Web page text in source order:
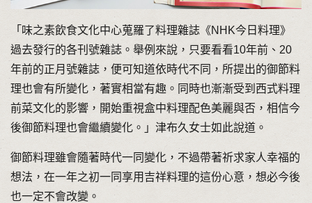
「味之素飲食文化中心蒐羅了料理雜誌《NHK今日料理》
過去發行的各刊號雜誌。舉例來說，只要看看10年前、20
年前的正月號雜誌，便可知道依時代不同，所提出的御節料
理也會有所變化，著實相當有趣。同時也漸漸受到西式料理
前菜文化的影響，開始重視盒中料理配色美麗與否，相信今
後御節料理也會繼續變化。」津布久女士如此說道。
御節料理雖會隨著時代一同變化，不過帶著祈求家人幸福的
想法，在一年之初一同享用吉祥料理的這份心意，想必今後
也一定不會改變。